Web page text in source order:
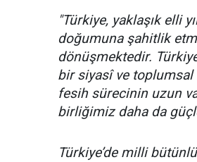
"Türkiye, yaklaşık elli
doğumuna şahitlik
dönüşmektedir.
bir siyasî ve toplumsal
fesih sürecinin uzun
birliğimiz daha da
Türkiye’de milli